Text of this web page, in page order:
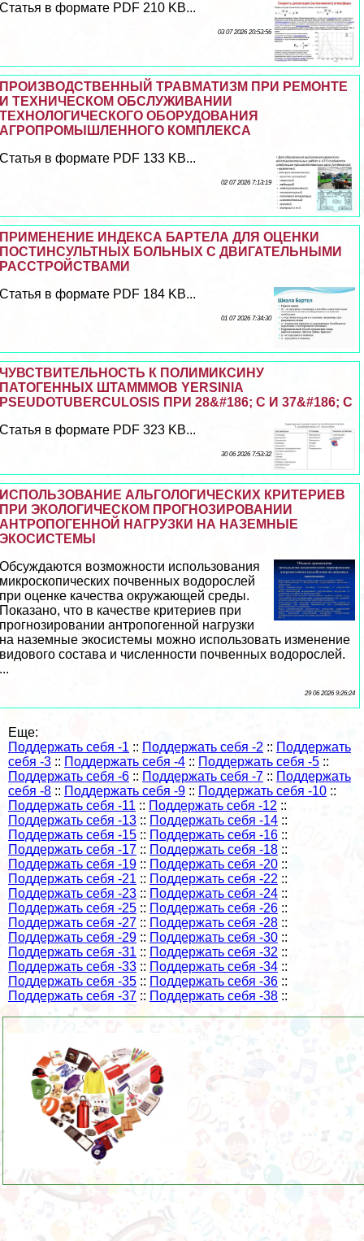
Статья в формате PDF 210 KB...
03 07 2026 20:53:56
ПРОИЗВОДСТВЕННЫЙ ТРАВМАТИЗМ ПРИ РЕМОНТЕ
И ТЕХНИЧЕСКОМ ОБСЛУЖИВАНИИ
ТЕХНОЛОГИЧЕСКОГО ОБОРУДОВАНИЯ
АГРОПРОМЫШЛЕННОГО КОМПЛЕКСА
Статья в формате PDF 133 KB...
02 07 2026 7:13:19
ПРИМЕНЕНИЕ ИНДЕКСА БАРТЕЛА ДЛЯ ОЦЕНКИ
ПОСТИНСУЛЬТНЫХ БОЛЬНЫХ С ДВИГАТЕЛЬНЫМИ
РАССТРОЙСТВАМИ
Статья в формате PDF 184 KB...
01 07 2026 7:34:30
ЧУВСТВИТЕЛЬНОСТЬ К ПОЛИМИКСИНУ
ПАТОГЕННЫХ ШТАМММОВ YERSINIA
PSEUDOTUBERCULOSIS ПРИ 28&#186; С И 37&#186; С
Статья в формате PDF 323 KB...
30 06 2026 7:53:32
ИСПОЛЬЗОВАНИЕ АЛЬГОЛОГИЧЕСКИХ КРИТЕРИЕВ
ПРИ ЭКОЛОГИЧЕСКОМ ПРОГНОЗИРОВАНИИ
АНТРОПОГЕННОЙ НАГРУЗКИ НА НАЗЕМНЫЕ
ЭКОСИСТЕМЫ
Обсуждаются возможности использования
микроскопических почвенных водорослей
при оценке качества окружающей среды.
Показано, что в качестве критериев при
прогнозировании антропогенной нагрузки
на наземные экосистемы можно использовать изменение
видового состава и численности почвенных водорослей.
...
29 06 2026 9:26:24
Еще:
Поддержать себя -1 :: Поддержать себя -2 :: Поддержать
себя -3 :: Поддержать себя -4 :: Поддержать себя -5 ::
Поддержать себя -6 :: Поддержать себя -7 :: Поддержать
себя -8 :: Поддержать себя -9 :: Поддержать себя -10 ::
Поддержать себя -11 :: Поддержать себя -12 ::
Поддержать себя -13 :: Поддержать себя -14 ::
Поддержать себя -15 :: Поддержать себя -16 ::
Поддержать себя -17 :: Поддержать себя -18 ::
Поддержать себя -19 :: Поддержать себя -20 ::
Поддержать себя -21 :: Поддержать себя -22 ::
Поддержать себя -23 :: Поддержать себя -24 ::
Поддержать себя -25 :: Поддержать себя -26 ::
Поддержать себя -27 :: Поддержать себя -28 ::
Поддержать себя -29 :: Поддержать себя -30 ::
Поддержать себя -31 :: Поддержать себя -32 ::
Поддержать себя -33 :: Поддержать себя -34 ::
Поддержать себя -35 :: Поддержать себя -36 ::
Поддержать себя -37 :: Поддержать себя -38 ::